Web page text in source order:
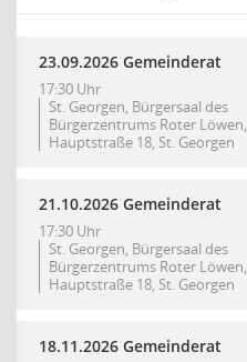
23.09.2026 Gemeinderat
17:30 Uhr
St. Georgen, Bürgersaal des
Bürgerzentrums Roter Löwen,
Hauptstraße 18, St. Georgen
21.10.2026 Gemeinderat
17:30 Uhr
St. Georgen, Bürgersaal des
Bürgerzentrums Roter Löwen,
Hauptstraße 18, St. Georgen
18.11.2026 Gemeinderat